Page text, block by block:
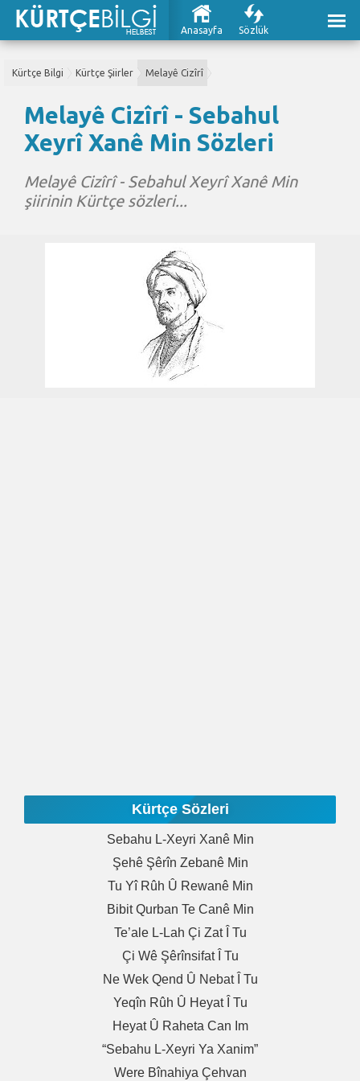
Anasayfa Sözlük
Kürtçe Bilgi Kürtçe Şiirler Melayê Cizîrî
Melayê Cizîrî - Sebahul
Xeyrî Xanê Min Sözleri
Melayê Cizîrî - Sebahul Xeyrî Xanê Min
şiirinin Kürtçe sözleri...
Kürtçe Sözleri
Sebahu L-Xeyri Xanê Min
Şehê Şêrîn Zebanê Min
Tu Yî Rûh Û Rewanê Min
Bibit Qurban Te Canê Min
Te’ale L-Lah Çi Zat Î Tu
Çi Wê Şêrînsifat Î Tu
Ne Wek Qend Û Nebat Î Tu
Yeqîn Rûh Û Heyat Î Tu
Heyat Û Raheta Can Im
“Sebahu L-Xeyri Ya Xanim”
Were Bînahiya Çehvan